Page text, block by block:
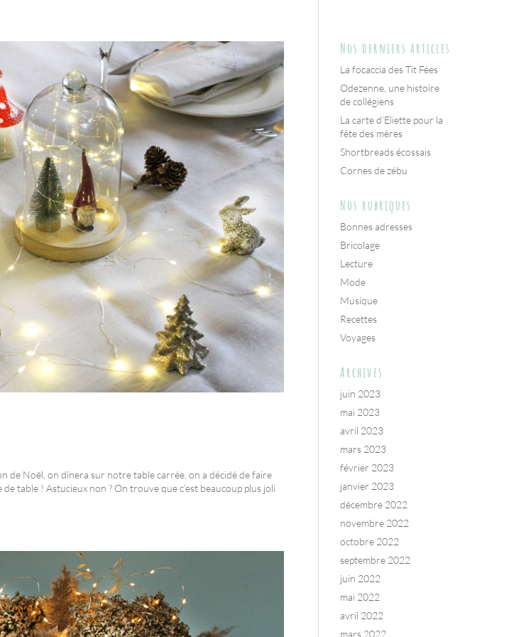
de Noël, on dînera sur notre table carrée, on a décidé de faire
table ! Astucieux non ? On trouve que c’est beaucoup plus joli
Nos derniers articles
La focaccia des Tit Fées
Odezenne, une histoire
de collégiens
La carte d’Eliette pour la
fête des mères
Shortbreads écossais
Cornes de zébu
Nos rubriques
Bonnes adresses
Bricolage
Lecture
Mode
Musique
Recettes
Voyages
Archives
juin 2023
mai 2023
avril 2023
mars 2023
février 2023
janvier 2023
décembre 2022
novembre 2022
octobre 2022
septembre 2022
juin 2022
mai 2022
avril 2022
mars 2022